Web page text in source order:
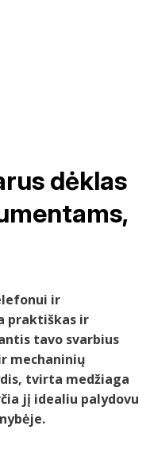
dėklas
ir
praktiškas ir
tavo svarbius
mechaninių
tvirta medžiaga
jį idealiu palydovu